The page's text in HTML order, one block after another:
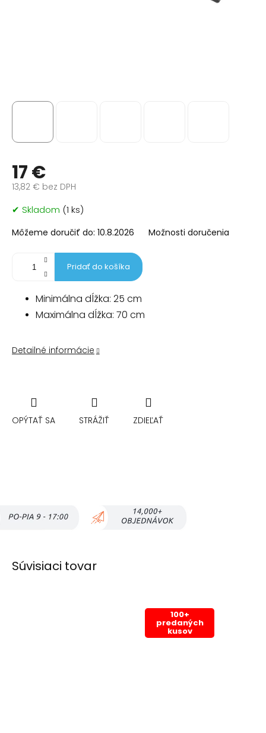
17 €
13,82 € bez DPH
Jednotková
cena:
✔ Skladom (1 ks)
Môžeme doručiť do: 10.8.2026 Možnosti doručenia
Pridať do košíka
Minimálna dĺžka: 25 cm
Maximálna dĺžka: 70 cm
Detailné informácie
OPÝTAŤ SA STRÁŽIŤ ZDIEĽAŤ
Súvisiaci tovar
100+
predaných
kusov